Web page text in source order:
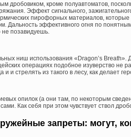
дробовиком, кроме полуавтоматов,
Эффект сигнального,
пирофорных материалов,
Дальность эффективного огня по
позавидуешь.
ниш использования «Dragon’s
операциях подобное изуверство не
и стрелять из такого в лесу, как делает
опилок (а они там, по некоторым
Как себя при этом чувствует ствол
запреты: могут,